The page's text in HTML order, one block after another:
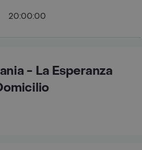
20:00:00
- La Esperanza